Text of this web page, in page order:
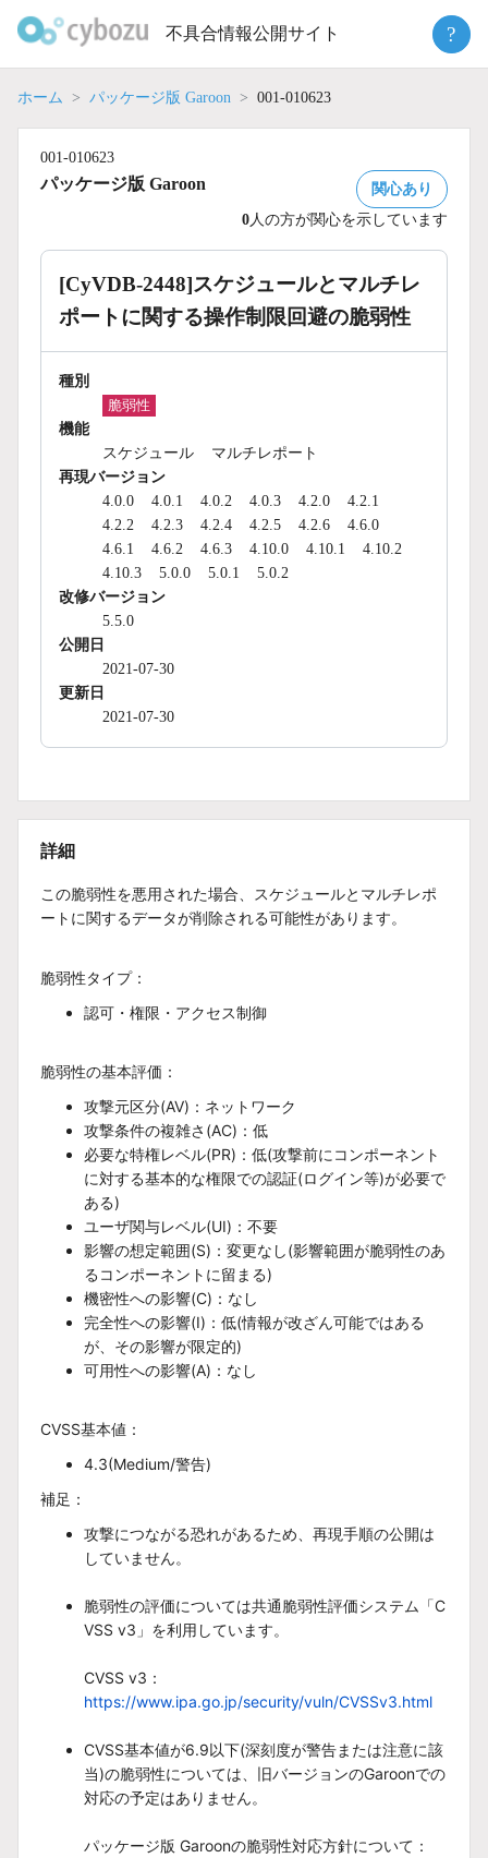
不具合情報公開サイト ?
ホーム パッケージ版 Garoon 001-010623
001-010623
パッケージ版 Garoon
関心あり
0 人の方が関心を示しています
[CyVDB-2448]スケジュールとマルチレ
ポートに関する操作制限回避の脆弱性
種別
脆弱性
機能
スケジュール
マルチレポート
再現バージョン
4.0.0
4.0.1 4.0.2 4.0.3 4.2.0
4.2.1
4.2.2
4.2.3 4.2.4 4.2.5 4.2.6
4.6.0
4.6.1
4.6.2 4.6.3 4.10.0 4.10.1
4.10.2
4.10.3
5.0.0 5.0.1
5.0.2
改修バージョン
5.5.0
公開日
2021-07-30
更新日
2021-07-30
詳細
この脆弱性を悪用された場合、スケジュールとマルチレポ
ートに関するデータが削除される可能性があります。
脆弱性タイプ：
認可・権限・アクセス制御
脆弱性の基本評価：
攻撃元区分(AV)：ネットワーク
攻撃条件の複雑さ(AC)：低
必要な特権レベル(PR)：低(攻撃前にコンポーネント
に対する基本的な権限での認証(ログイン等)が必要で
ある)
ユーザ関与レベル(UI)：不要
影響の想定範囲(S)：変更なし(影響範囲が脆弱性のあ
るコンポーネントに留まる)
機密性への影響(C)：なし
完全性への影響(I)：低(情報が改ざん可能ではある
が、その影響が限定的)
可用性への影響(A)：なし
CVSS基本値：
4.3(Medium/警告)
補足：
攻撃につながる恐れがあるため、再現手順の公開は
していません。
脆弱性の評価については共通脆弱性評価システム「C
VSS v3」を利用しています。
CVSS v3：
https://www.ipa.go.jp/security/vuln/CVSSv3.html
CVSS基本値が6.9以下(深刻度が警告または注意に該
当)の脆弱性については、旧バージョンのGaroonでの
対応の予定はありません。
パッケージ版 Garoonの脆弱性対応方針について ：